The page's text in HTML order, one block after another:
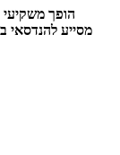
הופך
מסייע להנדסאי